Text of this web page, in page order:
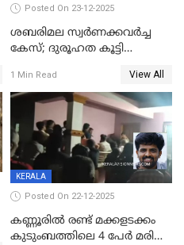
Posted On 23-12-2025
ശബരിമല സ്വര്‍ണക്കവര്‍ച്ച
കേസ്; ദുരൂഹത കൂട്ടി
1 Min Read View All
KERALA
Posted On 22-12-2025
കണ്ണൂരിൽ രണ്ട് മക്കളടക്കം
കുടുംബത്തിലെ 4 പേർ മരിച്ച